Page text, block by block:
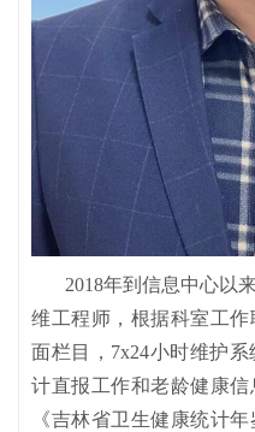
2018年到信息中心以来
维工程师，根据科室工
面栏目，7x24小时维护
计直报工作和老龄健康
《吉林省卫生健康统计